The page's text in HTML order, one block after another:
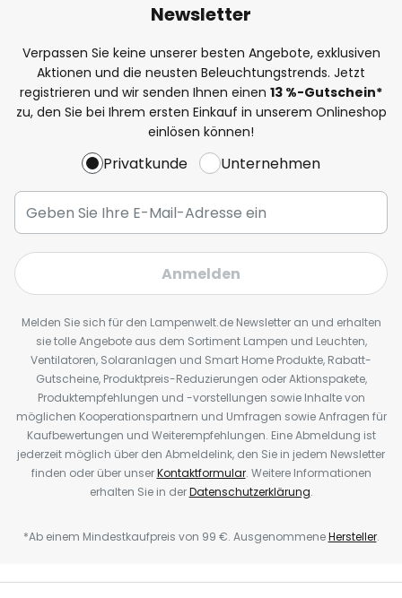
Newsletter
Verpassen Sie keine unserer besten Angebote, exklusiven
Aktionen und die neusten Beleuchtungstrends. Jetzt
registrieren und wir senden Ihnen einen 13 %-Gutschein*
zu, den Sie bei Ihrem ersten Einkauf in unserem Onlineshop
einlösen können!
Privatkunde Unternehmen
Anmelden
Melden Sie sich für den Lampenwelt.de Newsletter an und erhalten
sie tolle Angebote aus dem Sortiment Lampen und Leuchten,
Ventilatoren, Solaranlagen und Smart Home Produkte, Rabatt-
Gutscheine, Produktpreis-Reduzierungen oder Aktionspakete,
Produktempfehlungen und -vorstellungen sowie Inhalte von
möglichen Kooperationspartnern und Umfragen sowie Anfragen für
Kaufbewertungen und Weiterempfehlungen. Eine Abmeldung ist
jederzeit möglich über den Abmeldelink, den Sie in jedem Newsletter
finden oder über unserKontaktformular. Weitere Informationen
erhalten Sie in derDatenschutzerklärung.
*Ab einem Mindestkaufpreis von 99 €. AusgenommeneHersteller.